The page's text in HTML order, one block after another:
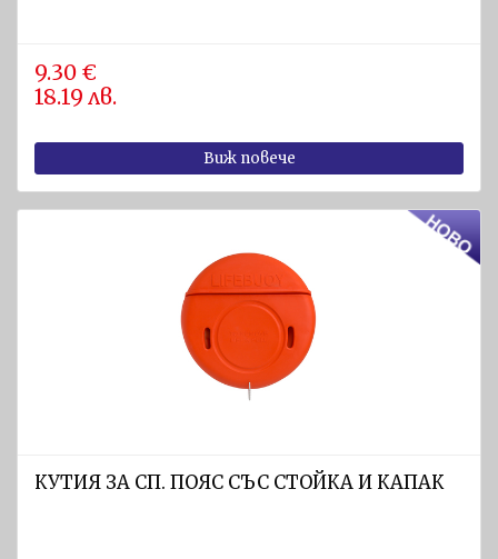
9.30 €
18.19 лв.
Виж повече
КУТИЯ ЗА СП. ПОЯС СЪС СТОЙКА И КАПАК